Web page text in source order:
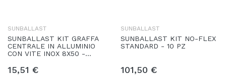
SUNBALLAST
SUNBALLAST KIT GRAFFA
CENTRALE IN ALLUMINIO
CON VITE INOX 8X50 -
15,51 €
SUNBALLAST
SUNBALLAST KIT NO-FLEX
STANDARD - 10 PZ
101,50 €